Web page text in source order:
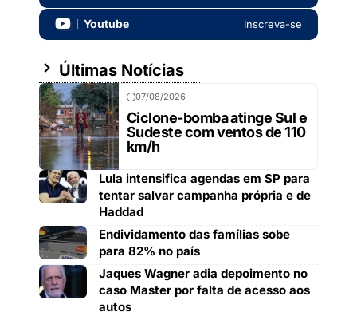
Youtube Inscreva-se
Últimas Notícias
07/08/2026
Ciclone-bomba atinge Sul e
Sudeste com ventos de 110
km/h
Lula intensifica agendas em SP para
tentar salvar campanha própria e de
Haddad
Endividamento das famílias sobe
para 82% no país
Jaques Wagner adia depoimento no
caso Master por falta de acesso aos
autos